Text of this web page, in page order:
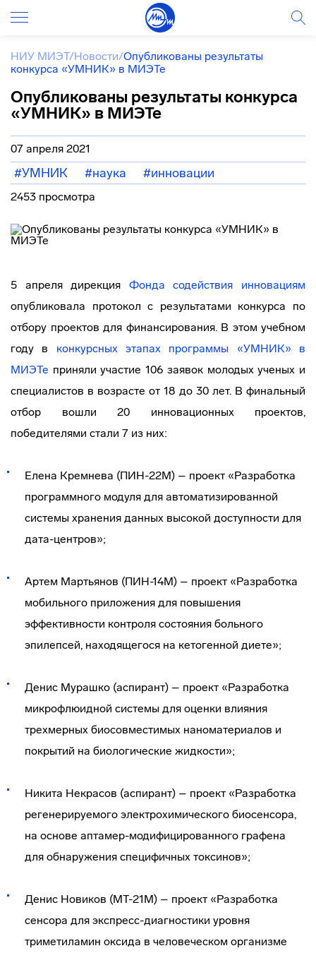
НИУ МИЭТ/Новости/Опубликованы результаты
конкурса «УМНИК» в МИЭТе
Опубликованы результаты конкурса
«УМНИК» в МИЭТе
07 апреля 2021
#УМНИК #наука #инновации
2453 просмотра
5 апреля дирекция Фонда содействия инновациям
опубликовала протокол с результатами конкурса по
отбору проектов для финансирования. В этом учебном
году в конкурсных этапах программы «УМНИК» в
МИЭТе приняли участие 106 заявок молодых ученых и
специалистов в возрасте от 18 до 30 лет. В финальный
отбор вошли 20 инновационных проектов,
победителями стали 7 из них:
Елена Кремнева (ПИН-22М) – проект «Разработка
программного модуля для автоматизированной
системы хранения данных высокой доступности для
дата-центров»;
Артем Мартьянов (ПИН-14М) – проект «Разработка
мобильного приложения для повышения
эффективности контроля состояния больного
эпилепсей, находящегося на кетогенной диете»;
Денис Мурашко (аспирант) – проект «Разработка
микрофлюидной системы для оценки влияния
трехмерных биосовместимых наноматериалов и
покрытий на биологические жидкости»;
Никита Некрасов (аспирант) – проект «Разработка
регенерируемого электрохимического биосенсора,
на основе аптамер-модифицированного графена
для обнаружения специфичных токсинов»;
Денис Новиков (МТ-21М) – проект «Разработка
сенсора для экспресс-диагностики уровня
триметиламин оксида в человеческом организме